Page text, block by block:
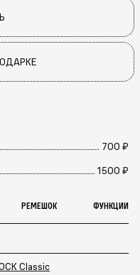
700 ₽
1500 ₽
РЕМЕШОК ФУНКЦИИ
Classic